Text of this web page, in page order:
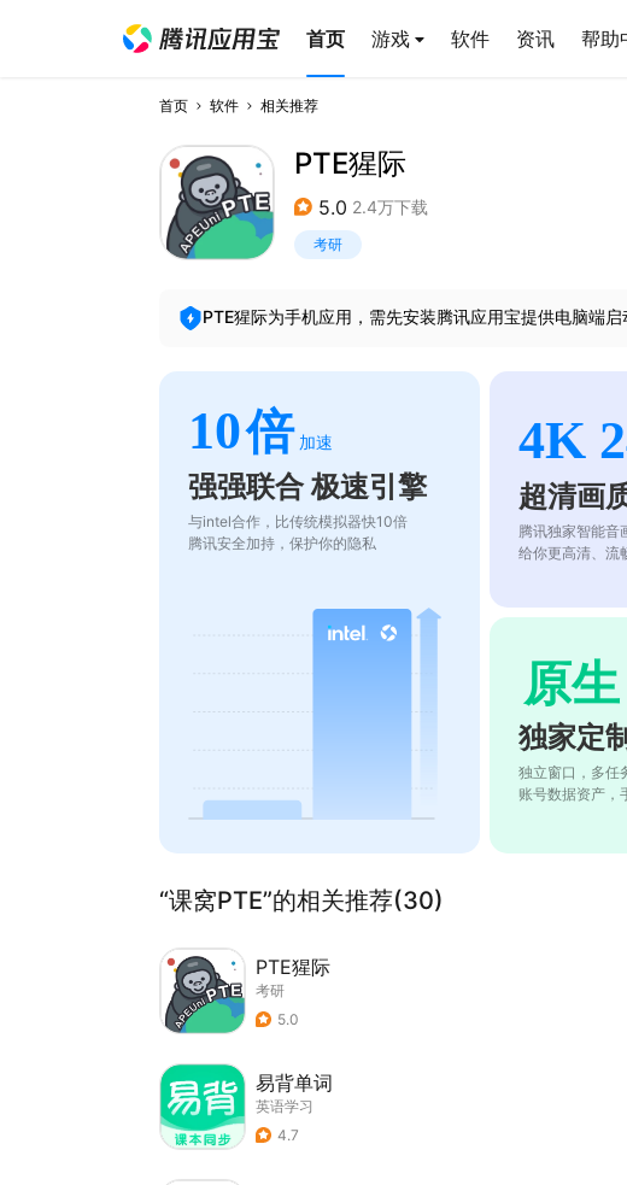
首页 游戏 软件 资讯 帮助
首页 软件 相关推荐
PTE猩际
5.0 2.4万下载
考研
PTE猩际为手机应用，需先安装腾讯应用宝提供电脑端
10倍 加速
强强联合 极速引擎
与intel合作，比传统模拟器快10倍
腾讯安全加持，保护你的隐私
4K
超清画
腾讯独家智能音
给你更高清、流
原生
独家定
独立窗口，多任
账号数据资产，
“课窝PTE”的相关推荐(30)
PTE猩际
考研
5.0
易背单词
英语学习
4.7